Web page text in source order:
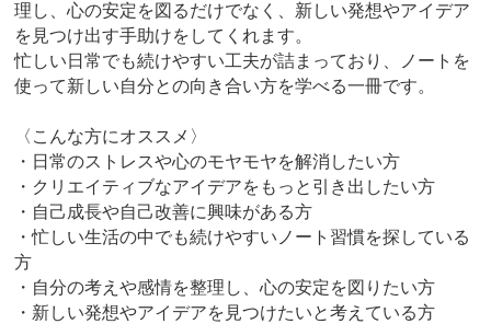
理し、心の安定を図るだけでなく、新しい発想やアイデア
を見つけ出す手助けをしてくれます。
忙しい日常でも続けやすい工夫が詰まっており、ノートを
使って新しい自分との向き合い方を学べる一冊です。
〈こんな方にオススメ〉
・日常のストレスや心のモヤモヤを解消したい方
・クリエイティブなアイデアをもっと引き出したい方
・自己成長や自己改善に興味がある方
・忙しい生活の中でも続けやすいノート習慣を探している
方
・自分の考えや感情を整理し、心の安定を図りたい方
・新しい発想やアイデアを見つけたいと考えている方